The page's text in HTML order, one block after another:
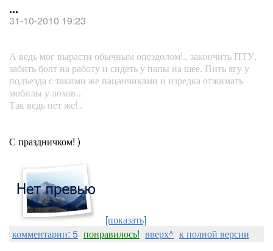
...
31-10-2010 19:23
А ведь мог вырасти обычным опездолом!.. закончить ПТУ,
забить болт на работу и сидеть у папы на шее. Пить ягу у
подъезда с такими же пацанчиками и изредка отжимать
мобилы у лохов...
Так ведь нет же!..
С праздничком! )
[показать]
комментарии: 5 понравилось! вверх^ к полной версии